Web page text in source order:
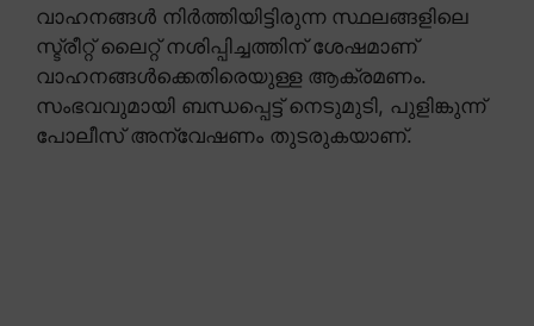
വാഹനങ്ങൾ നിർത്തിയിട്ടിരുന്ന സ്ഥലങ്ങളിലെ
സ്ട്രീറ്റ് ലൈറ്റ് നശിപ്പിച്ചത്തിന് ശേഷമാണ്
വാഹനങ്ങൾക്കെതിരെയുള്ള ആക്രമണം.
സംഭവവുമായി ബന്ധപ്പെട്ട് നെടുമുടി, പുളിങ്കുന്ന്
പോലീസ് അന്വേഷണം തുടരുകയാണ്.